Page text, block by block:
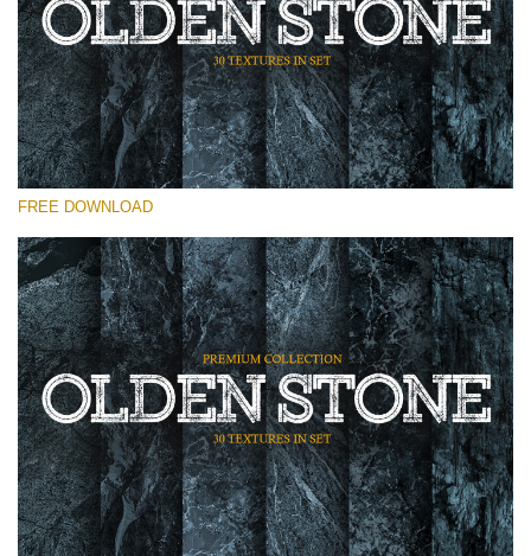
選んでください
Small 800*533px
Olden Stone
(30 Overlays)
Large 6000*4000px
Entire Collection
(1783 Overlays)
Large 6000*4000px
FREE DOWNLOAD